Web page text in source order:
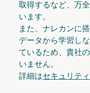
取得するなど、万
います。
また、ナレカンに
データから学習し
ているため、貴社
いません。
詳細はセキュリテ